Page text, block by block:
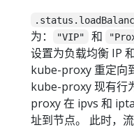
为：
"VIP" 和
设置为负载均衡 IP
kube-proxy 重定向
kube-proxy 现有行
proxy 在 ipvs 和
址到节点。 此时，